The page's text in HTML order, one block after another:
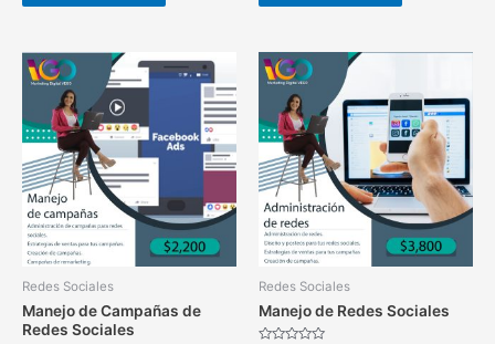
Redes Sociales
Manejo de Campañas de
Redes Sociales
Redes Sociales
Manejo de Redes Sociales